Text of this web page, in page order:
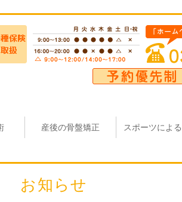
産後の骨盤矯正 スポーツによ
お知らせ